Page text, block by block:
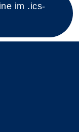
im .ics-